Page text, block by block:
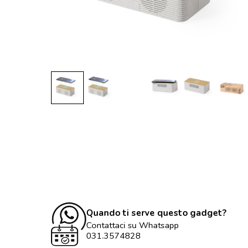
Quando ti serve questo gadget?
Contattaci su Whatsapp
031.3574828